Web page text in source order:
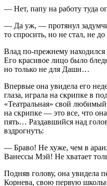
— Нет, папу на работу туда
— Да уж, — протянул
то спросить, но не стал, не
Влад по-прежнему находился
Его красивое лицо было
но только не для Даши…
Впервые она увидела его
глаза, играла на скрипке в
«Театральная» свой
на скрипке — это все, что
пять… Раздавшийся над
вздрогнуть:
— Браво! Не хуже, чем в
Ванессы Мэй! Не хватает
Подняв голову, она увидела
Корнева, свою первую